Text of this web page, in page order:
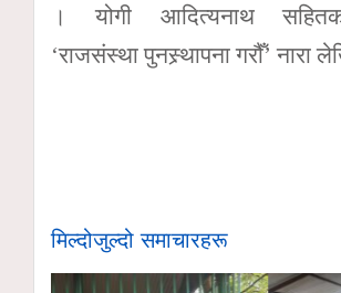
। योगी आदित्यनाथ
‘राजसंस्था पुनस्र्थापना गरौँ’ नारा
मिल्दोजुल्दो समाचारहरू